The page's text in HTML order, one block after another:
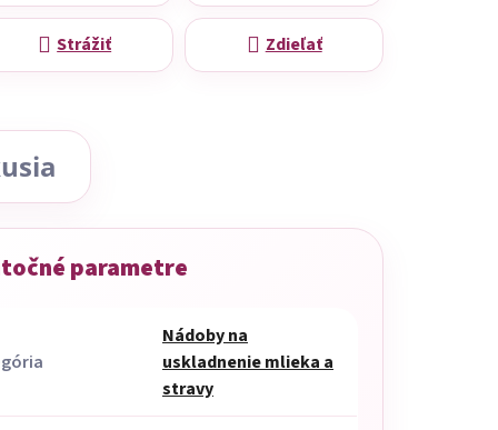
Strážiť Zdieľať
parametre
Nádoby na
uskladnenie mlieka a
stravy